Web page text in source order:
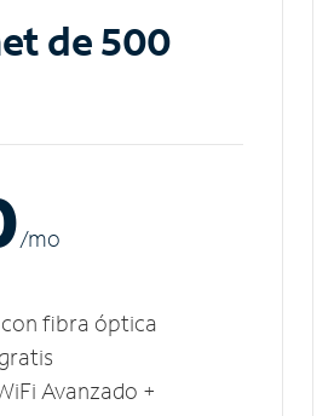
de 500
/mo
fibra óptica
Avanzado +